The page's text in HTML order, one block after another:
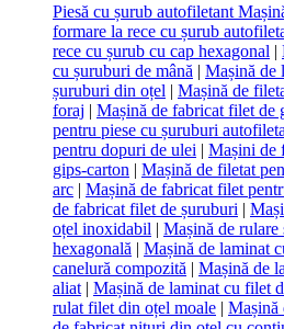
Piesă cu șurub autofiletant
formare la rece cu șurub
rece cu șurub cu cap hexagonal |
cu șuruburi de mână | Mașină de
șuruburi din oțel | Mașină de
foraj | Mașină de fabricat filet de
pentru piese cu șuruburi
pentru dopuri de ulei | Mașini de
gips-carton | Mașină de filetat
arc | Mașină de fabricat filet
de fabricat filet de șuruburi |
oțel inoxidabil | Mașină de rulare
hexagonală | Mașină de laminat
canelură compozită | Mașină de
aliat | Mașină de laminat cu filet
rulat filet din oțel moale | Mașină